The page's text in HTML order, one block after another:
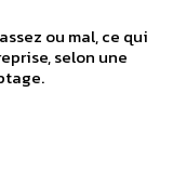
ou mal, ce qui
selon une